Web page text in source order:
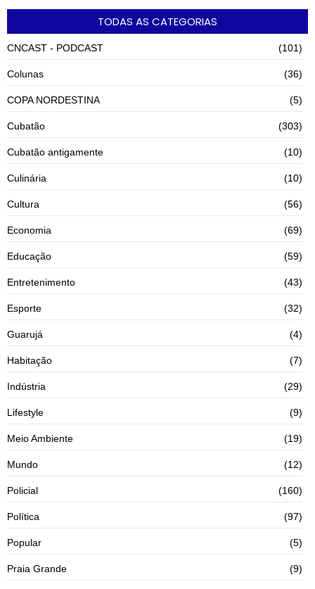
TODAS AS CATEGORIAS
CNCAST - PODCAST (101)
Colunas (36)
COPA NORDESTINA (5)
Cubatão (303)
Cubatão antigamente (10)
Culinária (10)
Cultura (56)
Economia (69)
Educação (59)
Entretenimento (43)
Esporte (32)
Guarujá (4)
Habitação (7)
Indústria (29)
Lifestyle (9)
Meio Ambiente (19)
Mundo (12)
Policial (160)
Política (97)
Popular (5)
Praia Grande (9)